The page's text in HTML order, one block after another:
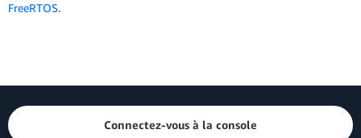
FreeRTOS.
Connectez-vous à la console